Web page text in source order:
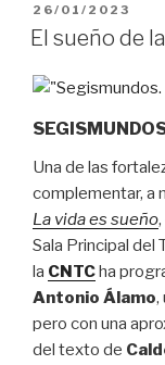
PUBLICADO
EL
26/01/2023
El sueño de
Una de las
complementar, a
La vida es sueño
Sala Principal del
la CNTCha
Antonio Álamo,
pero con una
del texto de